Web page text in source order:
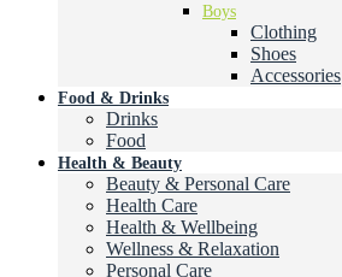
Boys
Clothing
Shoes
Accessories
Food & Drinks
Drinks
Food
Health & Beauty
Beauty & Personal Care
Health Care
Health & Wellbeing
Wellness & Relaxation
Personal Care